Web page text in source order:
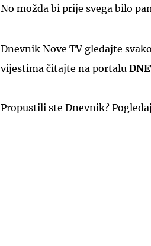
No možda bi prije svega bilo
Dnevnik Nove TV gledajte
vijestima čitajte na portalu
Propustili ste Dnevnik?